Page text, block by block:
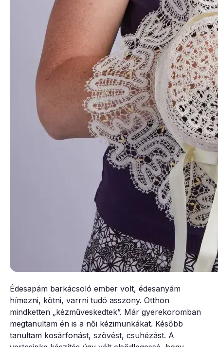
Édesapám barkácsoló ember volt, édesanyám
hímezni, kötni, varrni tudó asszony. Otthon
mindketten „kézműveskedtek”. Már gyerekoromban
megtanultam én is a női kézimunkákat. Később
tanultam kosárfonást, szövést, csuhézást. A